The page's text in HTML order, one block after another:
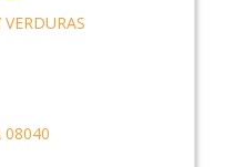
08040